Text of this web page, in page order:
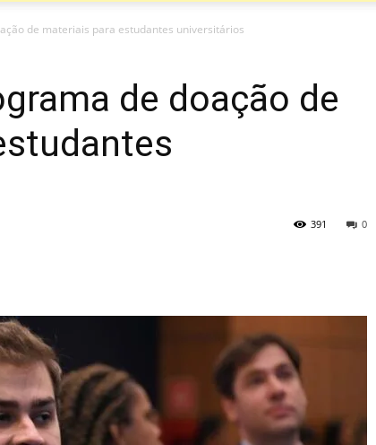
de materiais para estudantes universitários
de doação de
0
391